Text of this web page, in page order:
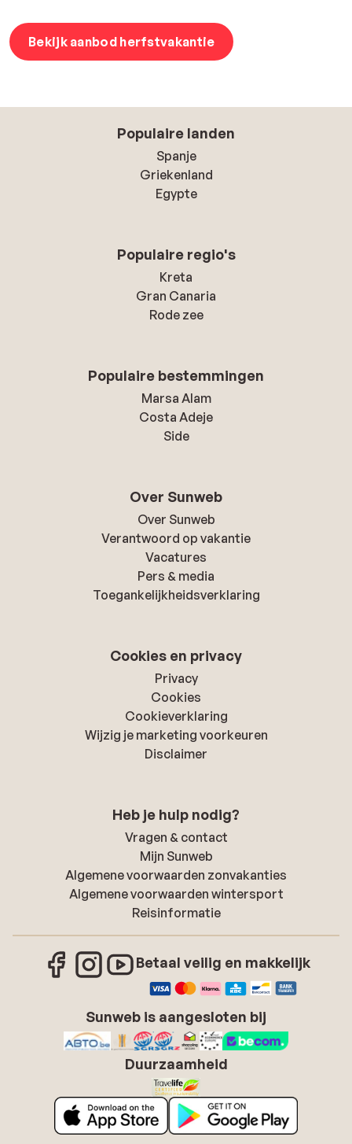
Bekijk aanbod herfstvakantie
Populaire landen
Spanje
Griekenland
Egypte
Populaire regio's
Kreta
Gran Canaria
Rode zee
Populaire bestemmingen
Marsa Alam
Costa Adeje
Side
Over Sunweb
Over Sunweb
Verantwoord op vakantie
Vacatures
Pers & media
Toegankelijkheidsverklaring
Cookies en privacy
Privacy
Cookies
Cookieverklaring
Wijzig je marketing voorkeuren
Disclaimer
Heb je hulp nodig?
Vragen & contact
Mijn Sunweb
Algemene voorwaarden zonvakanties
Algemene voorwaarden wintersport
Reisinformatie
Betaal veilig en makkelijk
Sunweb is aangesloten bij
Duurzaamheid